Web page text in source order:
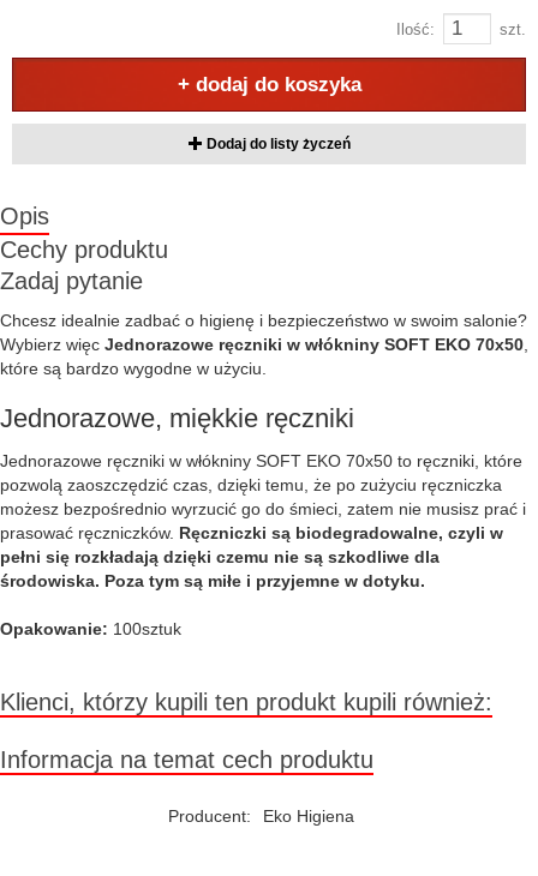
Ilość: szt.
+ dodaj do koszyka
Dodaj do listy życzeń
Opis
Cechy produktu
Zadaj pytanie
Chcesz idealnie zadbać o higienę i bezpieczeństwo w swoim salonie?
Wybierz więc Jednorazowe ręczniki w włókniny SOFT EKO 70x50
które są bardzo wygodne w użyciu.
Jednorazowe, miękkie ręczniki
Jednorazowe ręczniki w włókniny SOFT EKO 70x50 to ręczniki, które
pozwolą zaoszczędzić czas, dzięki temu, że po zużyciu ręczniczka
możesz bezpośrednio wyrzucić go do śmieci, zatem nie musisz prać i
prasować ręczniczków. Ręczniczki są biodegradowalne, czyli w
pełni się rozkładają dzięki czemu nie są szkodliwe dla
środowiska. Poza tym są miłe i przyjemne w dotyku.
Opakowanie: 100sztuk
Klienci, którzy kupili ten produkt kupili również:
Informacja na temat cech produktu
Producent: Eko Higiena